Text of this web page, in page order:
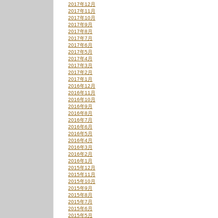
2017年12月
2017年11月
2017年10月
2017年9月
2017年8月
2017年7月
2017年6月
2017年5月
2017年4月
2017年3月
2017年2月
2017年1月
2016年12月
2016年11月
2016年10月
2016年9月
2016年8月
2016年7月
2016年6月
2016年5月
2016年4月
2016年3月
2016年2月
2016年1月
2015年12月
2015年11月
2015年10月
2015年9月
2015年8月
2015年7月
2015年6月
2015年5月